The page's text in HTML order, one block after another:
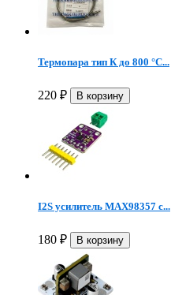
Термопара тип К до 800 °C...
220 ₽
I2S усилитель MAX98357 с...
180 ₽